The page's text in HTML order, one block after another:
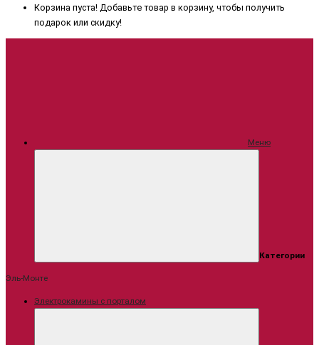
Корзина пуста! Добавьте товар в корзину, чтобы получить
подарок или скидку!
Меню
Категории
Эль-Монте
Электрокамины с порталом